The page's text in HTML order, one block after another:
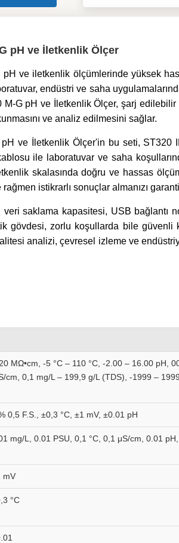
pH ve İletkenlik Ölçer
ve iletkenlik ölçümlerinde yüksek
endüstri ve saha
G pH ve İletkenlik Ölçer, şarj edilebilir
ve analiz edilmesini sağlar.
ve İletkenlik Ölçer'in bu seti, ST320
ile laboratuvar ve saha
skalasında doğru ve hassas
istikrarlı sonuçlar almanızı
saklama kapasitesi, USB bağlantı
gövdesi, zorlu koşullarda bile güvenli
analizi, çevresel izleme ve
MΩ•cm, -5 °C – 110 °C, -2.00 – 16.00 pH,
cm, 0,1 mg/L – 199,9 g/L (TDS), -1999 –
0,5 F.S., ±0,3 °C, ±1 mV, ±0.01 pH
mg/L, 0.01 PSU, 0,1 °C, 0,1 μS/cm, 0.01
mV
°C